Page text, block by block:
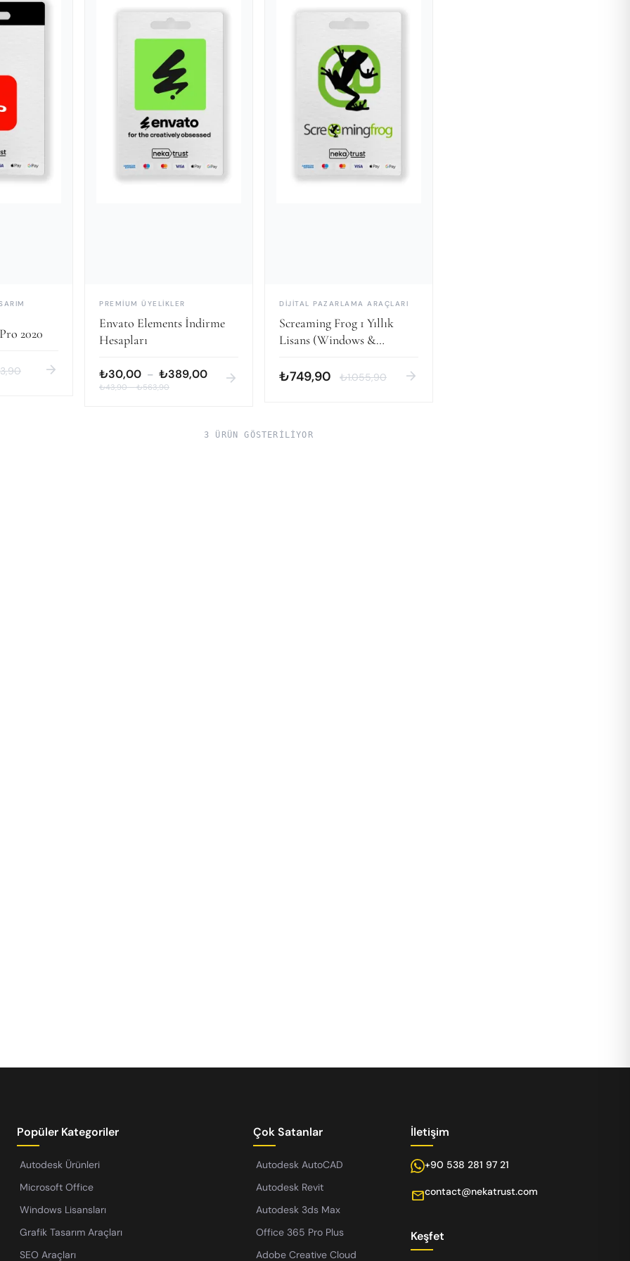
2020
arrow_forward
PREMIUM ÜYELIKLER
Envato Elements İndirme
Hesapları
₺30,00 – ₺389,00
₺43,90–₺563,90
arrow_forward
DIJITAL PAZARLAMA ARAÇLARI
Screaming Frog 1 Yıllık
Lisans (Windows &
₺749,90 ₺1.055,90 arrow_forward
3 ÜRÜN GÖSTERILIYOR
Popüler Kategoriler
Autodesk Ürünleri
Microsoft Office
Windows Lisansları
Grafik Tasarım Araçları
SEO Araçları
Çok Satanlar
Autodesk AutoCAD
Autodesk Revit
Autodesk 3ds Max
Office 365 Pro Plus
Adobe Creative Cloud
İletişim
+90 538 281 97 21
mailcontact@nekatrust.com
Keşfet